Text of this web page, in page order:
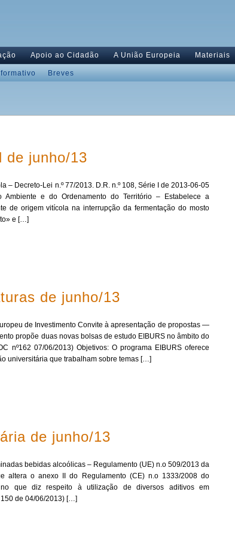
Apoio ao Cidadão A União Europeia Materiais
Breves
de junho/13
– Decreto-Lei n.º 77/2013. D.R. n.º 108, Série I de 2013-06-05
e do Ordenamento do Território – Estabelece a
de origem vitícola na interrupção da fermentação do mosto
e […]
de junho/13
de Investimento Convite à apresentação de propostas —
propõe duas novas bolsas de estudo EIBURS no âmbito do
nº162 07/06/2013) Objetivos: O programa EIBURS oferece
universitária que trabalham sobre temas […]
de junho/13
bebidas alcoólicas – Regulamento (UE) n.o 509/2013 da
altera o anexo II do Regulamento (CE) n.o 1333/2008 do
que diz respeito à utilização de diversos aditivos em
de 04/06/2013) […]